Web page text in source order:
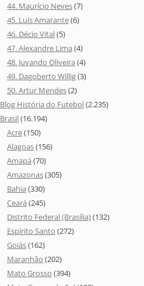
44. Maurício Neves(7)
45. Luís Amarante(6)
46. Décio Vital(5)
47. Alexandre Lima (4)
48. Juvando Oliveira (4)
49. Dagoberto Willig(3)
50. Artur Mendes(2)
Blog História do Futebol(2.235)
Brasil(16.194)
Acre(150)
Alagoas(156)
Amapá (70)
Amazonas(305)
Bahia (330)
Ceará (245)
Distrito Federal (Brasília)(132)
Espírito Santo (272)
Goiás(162)
Maranhão (202)
Mato Grosso (394)